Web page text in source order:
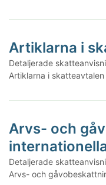
Artiklarna i
Detaljerade
Artiklarna i skatteavtalen
Arvs- och
Detaljerade
Arvs- och